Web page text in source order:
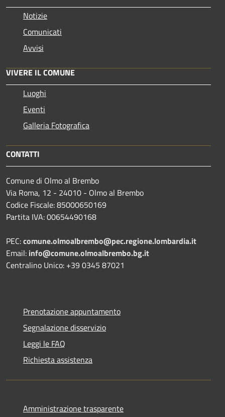
Notizie
Comunicati
Avvisi
VIVERE IL COMUNE
Luoghi
Eventi
Galleria Fotografica
CONTATTI
Comune di Olmo al Brembo
Via Roma, 12 - 24010 - Olmo al Brembo
Codice Fiscale: 85000650169
Partita IVA: 00654490168
PEC:comune.olmoalbrembo@pec.regione.lombardia.it
Email: info@comune.olmoalbrembo.bg.it
Centralino Unico: +39 0345 87021
Prenotazione appuntamento
Segnalazione disservizio
Leggi le FAQ
Richiesta assistenza
Amministrazione trasparente